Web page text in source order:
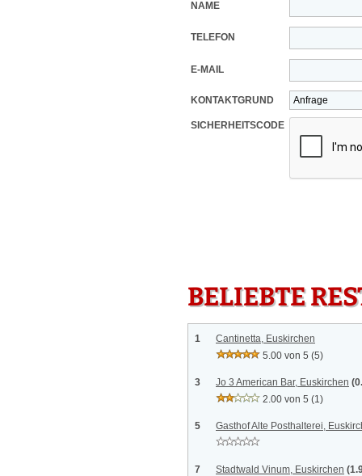
NAME
TELEFON
E-MAIL
KONTAKTGRUND
SICHERHEITSCODE
BELIEBTE
1
Cantinetta, Euskirchen
5.00 von 5 (5)
3 Jo 3 American Bar, Euskirchen
2.00 von 5 (1)
5 Gasthof Alte Posthalterei,
7 Stadtwald Vinum, Euskirchen